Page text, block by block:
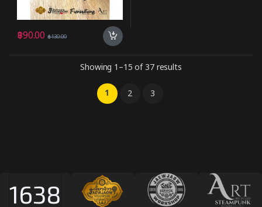
฿90.00 ฿130.00
Showing 1–15 of 37 results
1 2 3
1638